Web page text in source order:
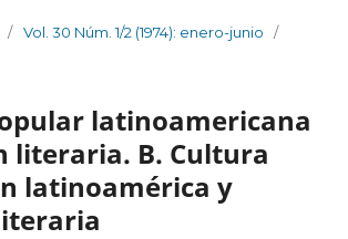
/ Vol. 30 Núm. 1/2 (1974): enero-junio
/
latinoamericana
literaria. B. Cultura
latinoamérica y